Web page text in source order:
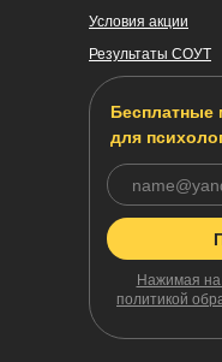
Бесплатные
для
Нажимая на
политикой
Условия акции
Результаты СОУТ